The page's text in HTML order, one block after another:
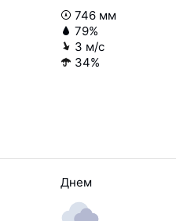
746 мм
79%
3 м/с
34%
Днем